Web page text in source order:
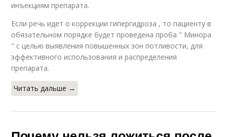
инъекциям препарата.
Если речь идет о коррекции гипергидроза , то пациенту в
обязательном порядке будет проведена проба " Минора
" с целью выявления повышенных зон потливости, для
эффективного использования и распределения
препарата.
Читать дальше →